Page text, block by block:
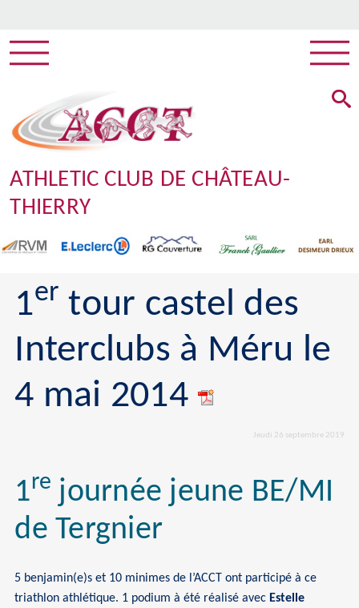
ATHLETIC CLUB DE CHÂTEAU-
THIERRY
1er tour castel des
Interclubs à Méru le
4 mai 2014
Jeudi 26 septembre 2019
1re journée jeune BE/MI
de Tergnier
5 benjamin(e)s et 10 minimes de l’ACCT ont participé à ce
triathlon athlétique. 1 podium à été réalisé avec Estelle